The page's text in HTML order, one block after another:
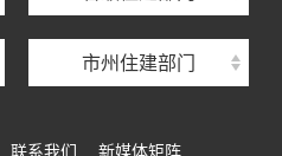
市州住建部门
联系我们 新媒体矩阵